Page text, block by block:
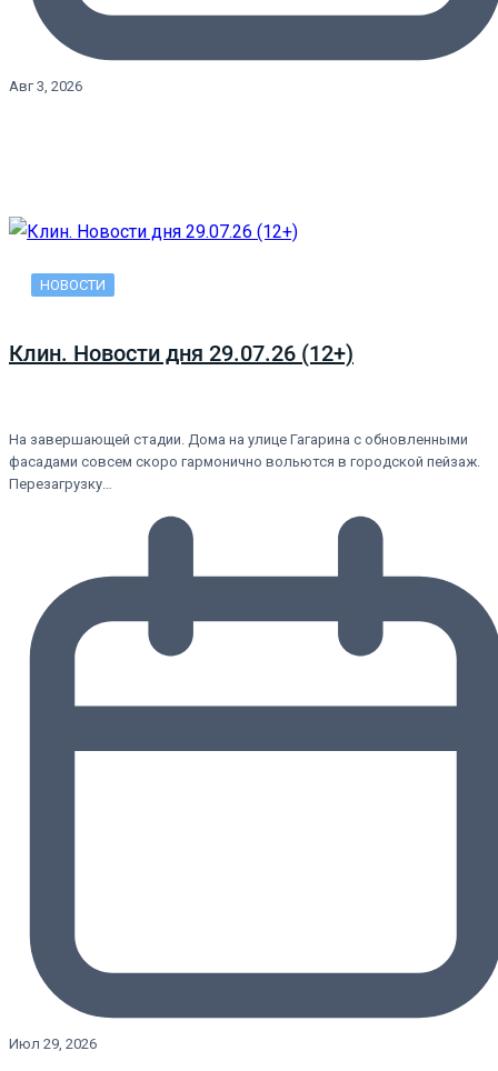
Авг 3, 2026
НОВОСТИ
Клин. Новости дня 29.07.26 (12+)
На завершающей стадии. Дома на улице Гагарина с обновленными
фасадами совсем скоро гармонично вольются в городской пейзаж.
Перезагрузку…
Июл 29, 2026